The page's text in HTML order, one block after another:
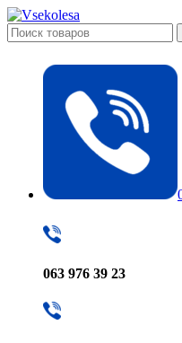
063 976 39 23